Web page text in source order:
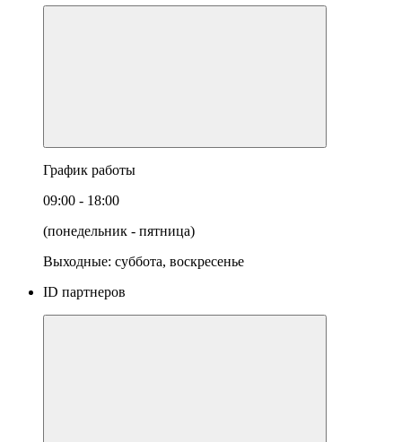
График работы
09:00 - 18:00
(понедельник - пятница)
Выходные: суббота, воскресенье
ID партнеров